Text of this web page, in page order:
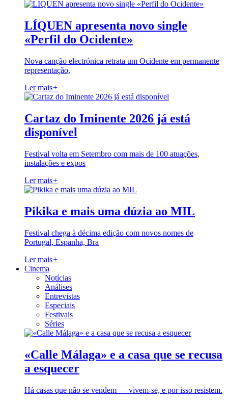
LÍQUEN apresenta novo single
«Perfil do Ocidente»
Nova canção electrónica retrata um Ocidente em permanente
representação,
Ler mais+
Cartaz do Iminente 2026 já está
disponível
Festival volta em Setembro com mais de 100 atuações,
instalações e expos
Ler mais+
Pikika e mais uma dúzia ao MIL
Festival chega à décima edição com novos nomes de
Portugal, Espanha, Bra
Ler mais+
Cinema
Notícias
Análises
Entrevistas
Especiais
Festivais
Séries
«Calle Málaga» e a casa que se recusa
a esquecer
Há casas que não se vendem — vivem-se, e por isso resistem.